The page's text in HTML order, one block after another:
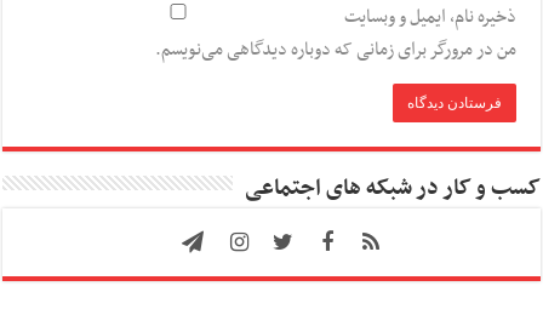
ذخیره نام، ایمیل و وبسایت
من در مرورگر برای زمانی که دوباره دیدگاهی می‌نویسم.
کسب و کار در شبکه های اجتماعی